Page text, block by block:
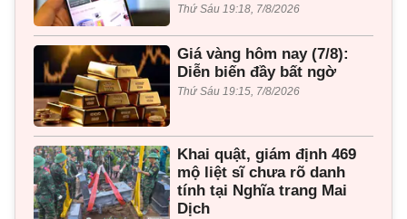
Thứ Sáu 19:18, 7/8/2026
Giá vàng hôm nay (7/8):
Diễn biến đầy bất ngờ
Thứ Sáu 19:15, 7/8/2026
Khai quật, giám định 469
mộ liệt sĩ chưa rõ danh
tính tại Nghĩa trang Mai
Dịch